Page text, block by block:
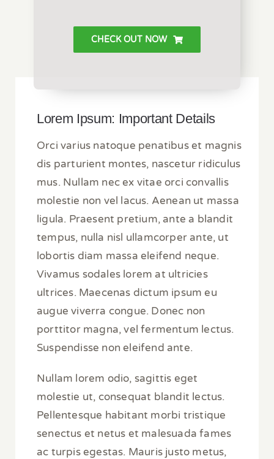
CHECK OUT NOW
Lorem Ipsum: Important Details
Orci varius natoque penatibus et magnis
dis parturient montes, nascetur ridiculus
mus. Nullam nec ex vitae orci convallis
molestie non vel lacus. Aenean ut massa
ligula. Praesent pretium, ante a blandit
tempus, nulla nisl ullamcorper ante, ut
lobortis diam massa eleifend neque.
Vivamus sodales lorem at ultricies
ultrices. Maecenas dictum ipsum eu
augue viverra congue. Donec non
porttitor magna, vel fermentum lectus.
Suspendisse non eleifend ante.
Nullam lorem odio, sagittis eget
molestie ut, consequat blandit lectus.
Pellentesque habitant morbi tristique
senectus et netus et malesuada fames
ac turpis egestas. Mauris justo metus,